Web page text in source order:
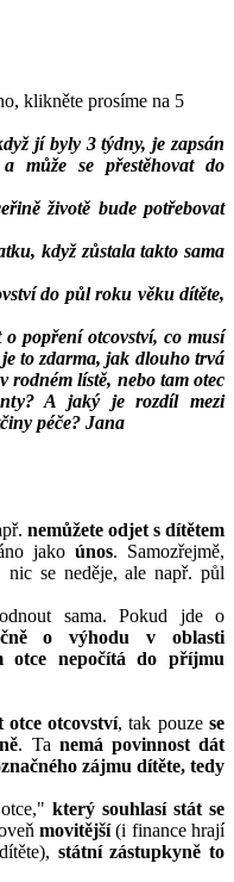
klikněte prosíme na 5
jí byly 3 týdny, je zapsán
může se přestěhovat do
životě bude potřebovat
když zůstala takto sama
do půl roku věku dítěte,
popření otcovství, co musí
to zdarma, jak dlouho trvá
rodném lístě, nebo tam otec
A jaký je rozdíl mezi
péče? Jana
nemůžete odjet s dítětem
jakoúnos. Samozřejmě,
se neděje, ale např. půl
sama. Pokud jde o
o výhodu v oblasti
otce nepočítá do příjmu
otce otcovství, tak pouzese
. Ta nemá povinnost dát
zájmu dítěte, tedy
který souhlasí stát se
movitější(i finance hrají
státní zástupkyně to